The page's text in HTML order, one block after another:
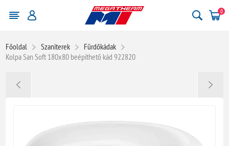
0
Főoldal Szaniterek
Fürdőkádak
Kolpa San Soft 180x80 beépíthető kád 922820